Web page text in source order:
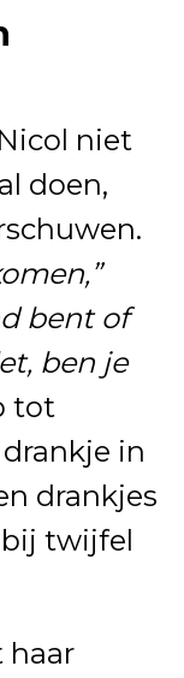
niet
doen,
bent of
ben je
tot
in
drankjes
twijfel
haar